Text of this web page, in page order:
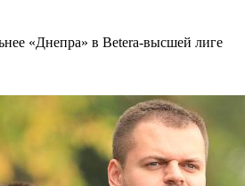
«Днепра» в Betera-высшей лиге